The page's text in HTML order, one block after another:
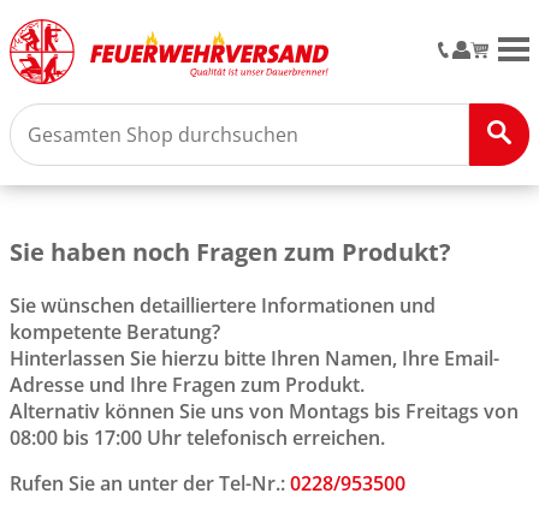
Sie haben noch Fragen zum Produkt?
Sie wünschen detailliertere Informationen und
kompetente Beratung?
Hinterlassen Sie hierzu bitte Ihren Namen, Ihre Email-
Adresse und Ihre Fragen zum Produkt.
Alternativ können Sie uns von Montags bis Freitags von
08:00 bis 17:00 Uhr telefonisch erreichen.
Rufen Sie an unter der Tel-Nr.:0228/953500